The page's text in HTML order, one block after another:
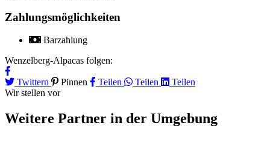
Zahlungsmöglichkeiten
Barzahlung
Wenzelberg-Alpacas folgen:
Twittern Pinnen Teilen Teilen
Teilen
Wir stellen vor
Weitere Partner in der Umgebung